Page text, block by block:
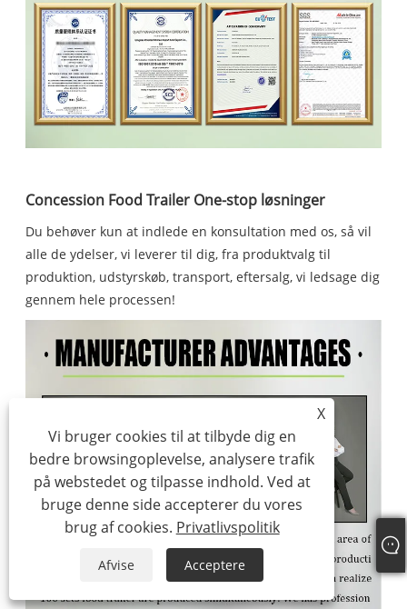
Concession Food Trailer One-stop løsninger
Du behøver kun at indlede en konsultation med os, så vil
alle de ydelser, vi leverer til dig, fra produktvalg til
produktion, udstyrskøb, transport, eftersalg, vi ledsage dig
gennem hele processen!
X
Vi bruger cookies til at tilbyde dig en
bedre browsingoplevelse, analysere trafik
på webstedet og tilpasse indhold. Ved at
bruge denne side accepterer du vores
brug af cookies. Privatlivspolitik
Afvise Acceptere